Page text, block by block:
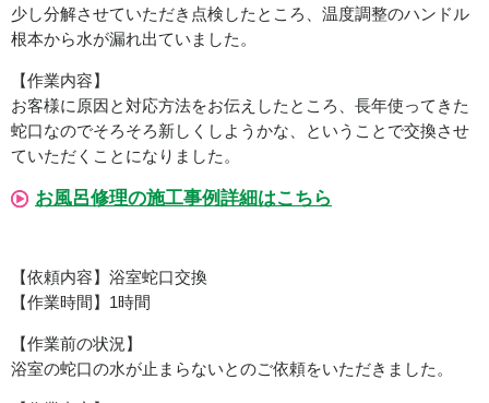
少し分解させていただき点検したところ、温度調整のハンドル
根本から水が漏れ出ていました。
【作業内容】
お客様に原因と対応方法をお伝えしたところ、長年使ってきた
蛇口なのでそろそろ新しくしようかな、ということで交換させ
ていただくことになりました。
お風呂修理の施工事例詳細はこちら
【依頼内容】浴室蛇口交換
【作業時間】1時間
【作業前の状況】
浴室の蛇口の水が止まらないとのご依頼をいただきました。